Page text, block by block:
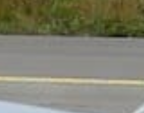
/// Ryanair
17